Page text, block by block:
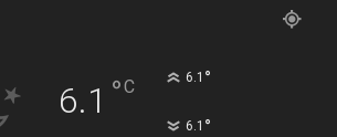
6.1 °C 6.1 °
6.1 °